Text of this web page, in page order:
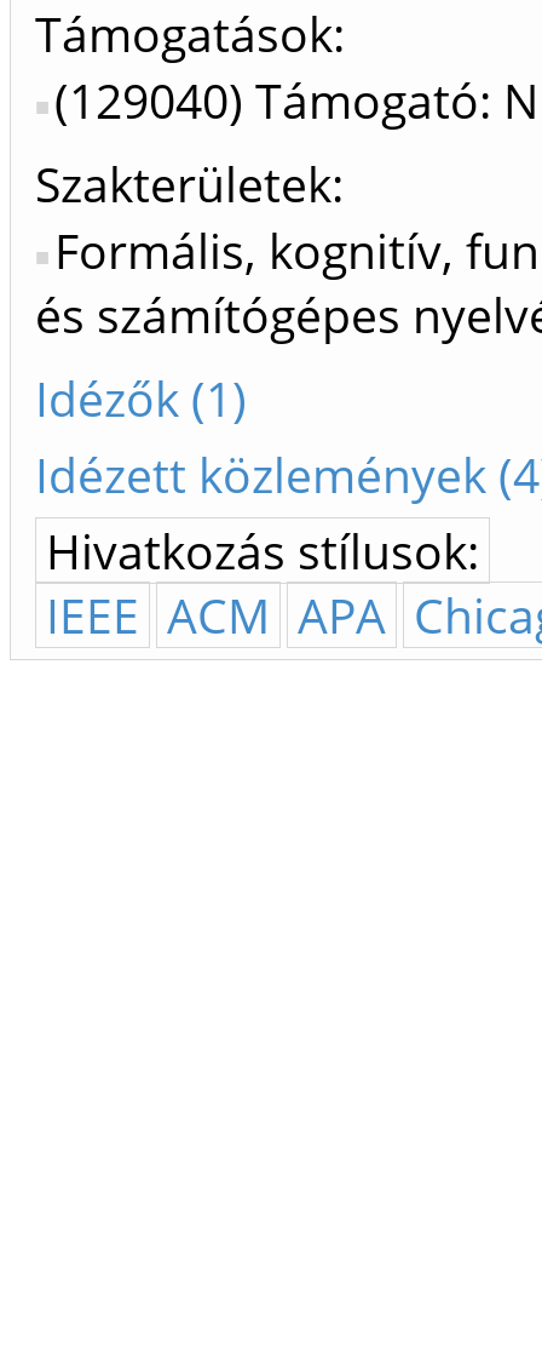
Támogatások:
(129040) Támogató:
Szakterületek:
Formális, kognitív,
és számítógépes
Idézők (1)
Idézett közlemények
Hivatkozás stílusok:
IEEE ACM APA